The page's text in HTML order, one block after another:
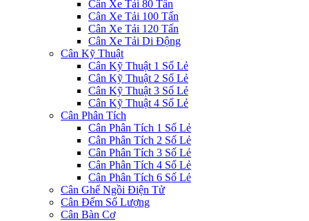
Cân Xe Tải 80 Tấn
Cân Xe Tải 100 Tấn
Cân Xe Tải 120 Tấn
Cân Xe Tải Di Động
Cân Kỹ Thuật
Cân Kỹ Thuật 1 Số Lẻ
Cân Kỹ Thuật 2 Số Lẻ
Cân Kỹ Thuật 3 Số Lẻ
Cân Kỹ Thuật 4 Số Lẻ
Cân Phân Tích
Cân Phân Tích 1 Số Lẻ
Cân Phân Tích 2 Số Lẻ
Cân Phân Tích 3 Số Lẻ
Cân Phân Tích 4 Số Lẻ
Cân Phân Tích 6 Số Lẻ
Cân Ghế Ngồi Điện Tử
Cân Đếm Số Lượng
Cân Bàn Cơ